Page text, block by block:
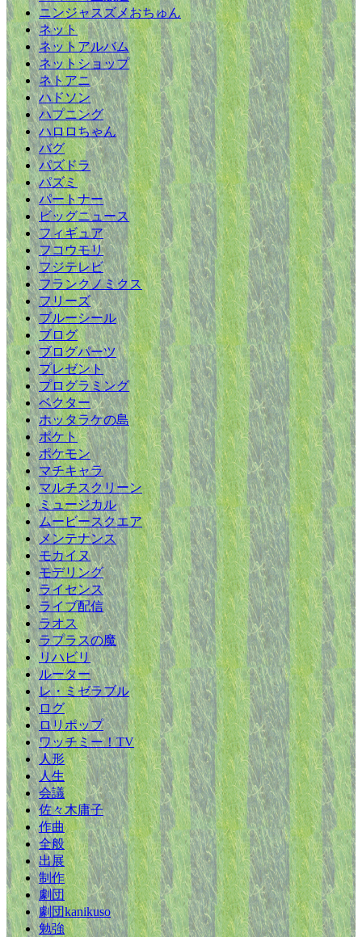
ニンジャスズメおちゅん
ネット
ネットアルバム
ネットショップ
ネトアニ
ハドソン
ハプニング
ハロロちゃん
バグ
パズドラ
パズミ
パートナー
ビッグニュース
フィギュア
フコウモリ
フジテレビ
フランクノミクス
フリーズ
ブルーシール
ブログ
ブログパーツ
プレゼント
プログラミング
ベクター
ホッタラケの島
ポケト
ポケモン
マチキャラ
マルチスクリーン
ミュージカル
ムービースクエア
メンテナンス
モカイヌ
モデリング
ライセンス
ライブ配信
ラオス
ラプラスの魔
リハビリ
ルーター
レ・ミゼラブル
ログ
ロリポップ
ワッチミー！TV
人形
人生
会議
佐々木庸子
作曲
全般
出展
制作
劇団
劇団kanikuso
勉強